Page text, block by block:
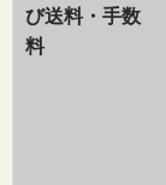
び送料・手数
料